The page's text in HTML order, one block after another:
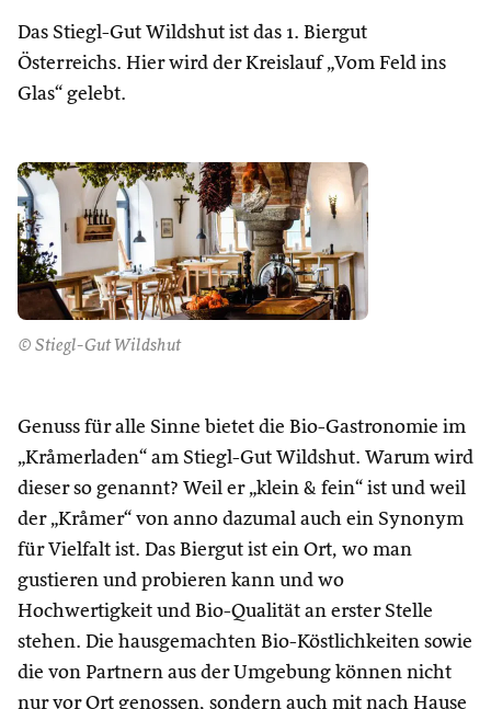
Das Stiegl-Gut Wildshut ist das 1. Biergut
Österreichs. Hier wird der Kreislauf „Vom Feld ins
Glas“ gelebt.
© Stiegl-Gut Wildshut
Genuss für alle Sinne bietet die Bio-Gastronomie im
„Kråmerladen“ am Stiegl-Gut Wildshut. Warum wird
dieser so genannt? Weil er „klein & fein“ ist und weil
der „Kråmer“ von anno dazumal auch ein Synonym
für Vielfalt ist. Das Biergut ist ein Ort, wo man
gustieren und probieren kann und wo
Hochwertigkeit und Bio-Qualität an erster Stelle
stehen. Die hausgemachten Bio-Köstlichkeiten sowie
die von Partnern aus der Umgebung können nicht
nur vor Ort genossen, sondern auch mit nach Hause